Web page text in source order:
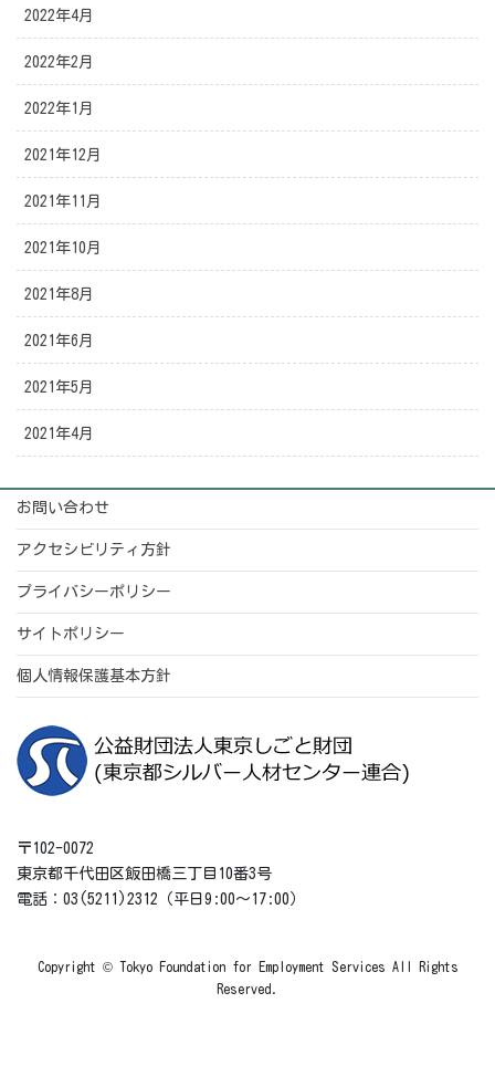
2022年4月
2022年2月
2022年1月
2021年12月
2021年11月
2021年10月
2021年8月
2021年6月
2021年5月
2021年4月
お問い合わせ
アクセシビリティ方針
プライバシーポリシー
サイトポリシー
個人情報保護基本方針
〒102-0072
東京都千代田区飯田橋三丁目10番3号
電話：03(5211)2312（平日9:00～17:00）
Copyright © Tokyo Foundation for Employment Services All Rights
Reserved.